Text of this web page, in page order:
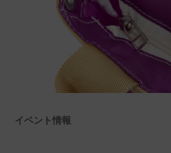
イベント情報